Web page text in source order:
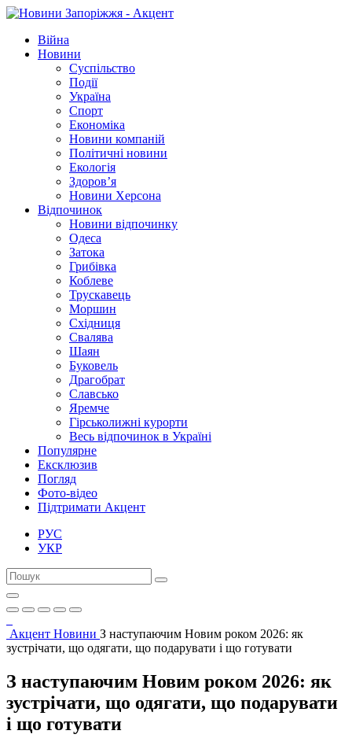
Війна
Новини
Суспільство
Події
Україна
Спорт
Економіка
Новини компаній
Політичні новини
Екологія
Здоров’я
Новини Херсона
Відпочинок
Новини відпочинку
Одеса
Затока
Грибівка
Коблеве
Трускавець
Моршин
Східниця
Свалява
Шаян
Буковель
Драгобрат
Славсько
Яремче
Гірськолижні курорти
Весь відпочинок в Україні
Популярне
Ексклюзив
Погляд
Фото-відео
Підтримати Акцент
РУС
УКР
Акцент Новини З наступаючим Новим роком 2026: як
зустрічати, що одягати, що подарувати і що готувати
З наступаючим Новим роком 2026: як
зустрічати, що одягати, що подарувати
і що готувати